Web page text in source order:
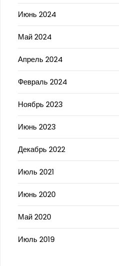
Июнь 2024
Май 2024
Апрель 2024
Февраль 2024
Ноябрь 2023
Июнь 2023
Декабрь 2022
Июль 2021
Июнь 2020
Май 2020
Июль 2019